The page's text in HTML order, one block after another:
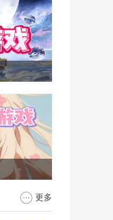
更多